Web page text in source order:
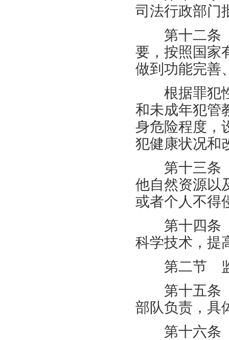
司法行政部门
第十二条
要，按照国家
做到功能完善
根据罪犯性
和未成年犯管
身危险程度，
犯健康状况和
第十三条
他自然资源以
或者个人不得
第十四条
科学技术，提
第二节 监
第十五条
部队负责，具
第十六条